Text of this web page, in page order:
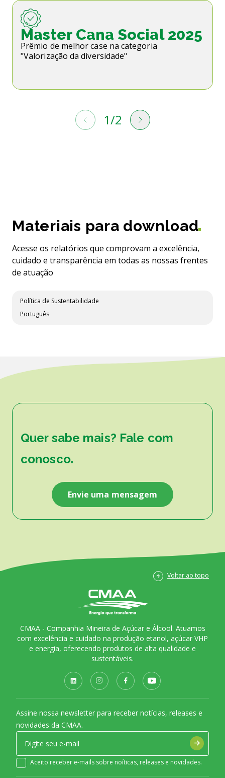
Master Cana Social 2025
Prêmio de melhor case na categoria
"Valorização da diversidade"
1/2
Materiais para download
Acesse os relatórios que comprovam a excelência,
cuidado e transparência em todas as nossas frentes
de atuação
Política de Sustentabilidade
Português
Quer sabe mais? Fale com
conosco.
Envie uma mensagem
Voltar ao topo
CMAA - Companhia Mineira de Açúcar e Álcool. Atuamos
com excelência e cuidado na produção etanol, açúcar VHP
e energia, oferecendo produtos de alta qualidade e
sustentáveis.
Assine nossa newsletter para receber notícias, releases e
novidades da CMAA.
Aceito receber e-mails sobre noíticas, releases e novidades.